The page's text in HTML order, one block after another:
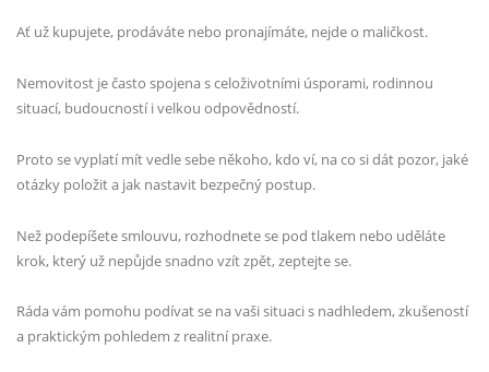
Ať už kupujete, prodáváte nebo pronajímáte, nejde o maličkost.
Nemovitost je často spojena s celoživotními úsporami, rodinnou
situací, budoucností i velkou odpovědností.
Proto se vyplatí mít vedle sebe někoho, kdo ví, na co si dát pozor, jaké
otázky položit a jak nastavit bezpečný postup.
Než podepíšete smlouvu, rozhodnete se pod tlakem nebo uděláte
krok, který už nepůjde snadno vzít zpět, zeptejte se.
Ráda vám pomohu podívat se na vaši situaci s nadhledem, zkušeností
a praktickým pohledem z realitní praxe.